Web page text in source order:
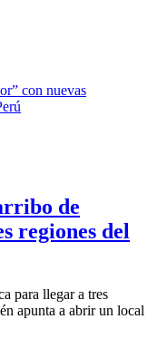
de
regiones del
para llegar a tres
apunta a abrir un local